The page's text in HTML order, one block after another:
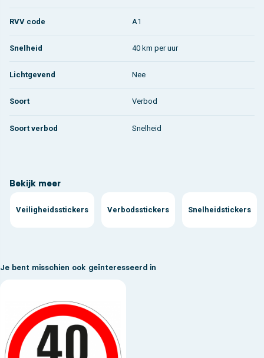
RVV code A1
Snelheid 40 km per uur
Lichtgevend Nee
Soort Verbod
Soort verbod Snelheid
Bekijk meer
Veiligheidsstickers Verbodsstickers Snelheidstickers
Je bent misschien ook geïnteresseerd in